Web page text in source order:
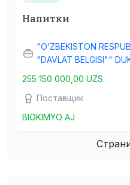
Напитки
"O‘ZBEKISTON
"DAVLAT BELGISI""
255 150 000,00 UZS
Поставщик
BIOKIMYO AJ